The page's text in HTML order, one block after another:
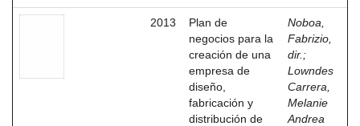
2013
Plan de
negocios para la
creación de una
empresa de
diseño,
fabricación y
distribución de
Noboa,
Fabrizio,
dir. ;
Lowndes
Carrera,
Melanie
Andrea